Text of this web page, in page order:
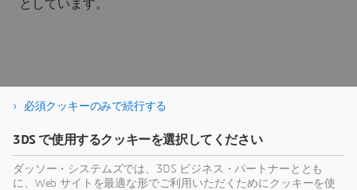
としています。
ENOVIA
3DEXPERIENCE プラットフォームを基盤とする
ENOVIA で革新的なイノベーションを実現
必須クッキーのみで続行する
3DS で使用するクッキーを選択してください
ダッソー・システムズでは、3DS ビジネス・パートナーととも
に、Web サイトを最適な形でご利用いただくためにクッキーを使